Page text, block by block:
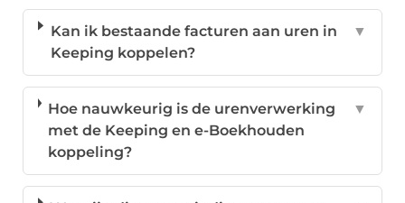
Kan ik bestaande facturen aan uren in
Keeping koppelen?
▼
Hoe nauwkeurig is de urenverwerking
met de Keeping en e-Boekhouden
koppeling?
▼